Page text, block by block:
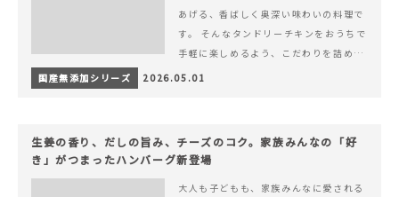
あげる、香ばしく奥深い味わいの料理で
す。 そんなタンドリーチキンをおうちで
手軽に楽しめるよう、こだわりを詰め込
んで仕上げました。 様々なシーンでお召
国産無添加シリーズ 2026.05.01
生姜の香り、だしの旨み、チーズのコク。家族みんなの「好
き」がつまったハンバーグ新登場
大人も子どもも、家族みんなに愛される